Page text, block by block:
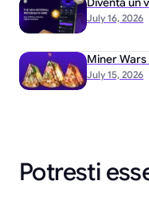
July 16, 2026
July 15, 2026
Miner
Potresti